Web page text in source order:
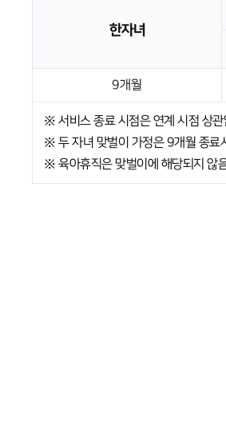
한자녀
9개월
※ 서비스 종료 시점은 연계 시점 상
※ 두 자녀 맞벌이 가정은 9개월 종료
※ 육아휴직은 맞벌이에 해당되지 않